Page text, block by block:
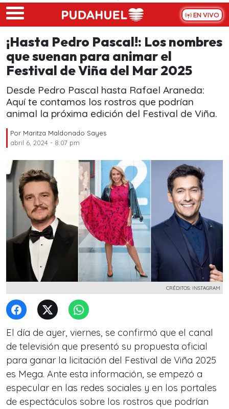
Skip to main content
EN VIVO
¡Hasta Pedro Pascal!: Los nombres
que suenan para animar el
Festival de Viña del Mar 2025
Desde Pedro Pascal hasta Rafael Araneda:
Aquí te contamos los rostros que podrían
animal la próxima edición del Festival de Viña.
Por Maritza Maldonado Sayes
abril 6, 2024 - 8:07 pm
CRÉDITOS: INSTAGRAM
El día de ayer, viernes, se confirmó que el canal
de televisión que presentó su propuesta oficial
para ganar la licitación del Festival de Viña 2025
es Mega. Ante esta información, se empezó a
especular en las redes sociales y en los portales
de espectáculos sobre los rostros que podrían